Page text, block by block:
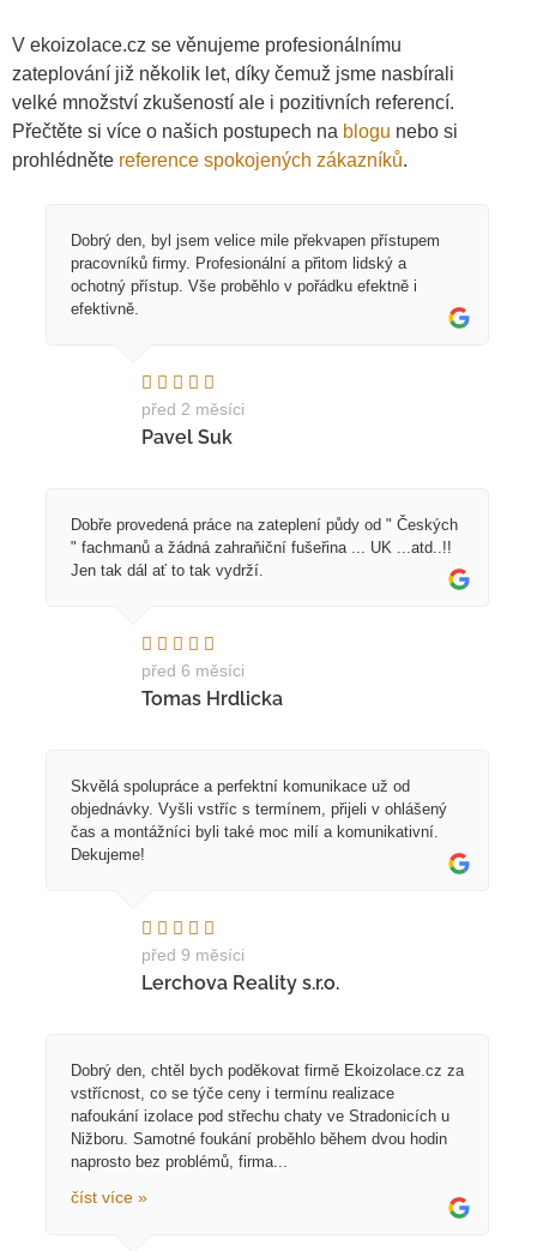
V ekoizolace.cz se věnujeme profesionálnímu
zateplování již několik let, díky čemuž jsme nasbírali
velké množství zkušeností ale i pozitivních referencí.
Přečtěte si více o našich postupech na blogu nebo si
prohlédněte reference spokojených zákazníků.
Dobrý den, byl jsem velice mile překvapen přístupem
pracovníků firmy. Profesionální a přitom lidský a
ochotný přístup. Vše proběhlo v pořádku efektně i
efektivně.
před 2 měsíci
Pavel Suk
Dobře provedená práce na zateplení půdy od " Českých
" fachmanů a žádná zahraňiční fušeřina ... UK ...atd..!!
Jen tak dál ať to tak vydrží.
před 6 měsíci
Tomas Hrdlicka
Skvělá spolupráce a perfektní komunikace už od
objednávky. Vyšli vstříc s termínem, přijeli v ohlášený
čas a montážníci byli také moc milí a komunikativní.
Dekujeme!
před 9 měsíci
Lerchova Reality s.r.o.
Dobrý den, chtěl bych poděkovat firmě Ekoizolace.cz za
vstřícnost, co se týče ceny i termínu realizace
nafoukání izolace pod střechu chaty ve Stradonicích u
Nižboru. Samotné foukání proběhlo během dvou hodin
naprosto bez problémů, firma...
číst více »